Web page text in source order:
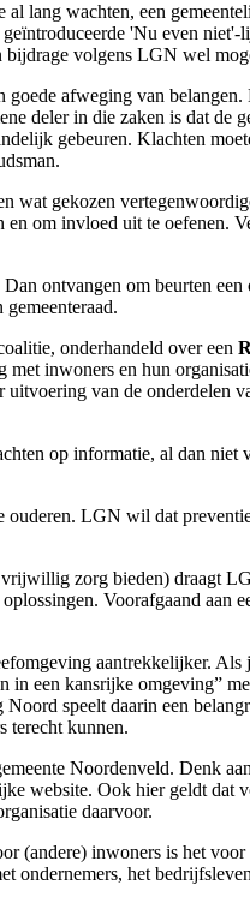
al lang wachten, een
'Nu even
bijdrage volgens LGN wel
goede afweging van
deler in die zaken is dat de
gebeuren. Klachten
gekozen
om invloed uit te oefenen.
ontvangen om beurten
onderhandeld over een
inwoners en hun
van de onderdelen
op informatie, al dan
LGN wil dat
zorg bieden) draagt
Voorafgaand aan
aantrekkelijker. Als
een kansrijke omgeving”
speelt daarin een
terecht kunnen.
Noordenveld. Denk
website. Ook hier geldt dat
daarvoor.
(andere) inwoners is het
ondernemers, het